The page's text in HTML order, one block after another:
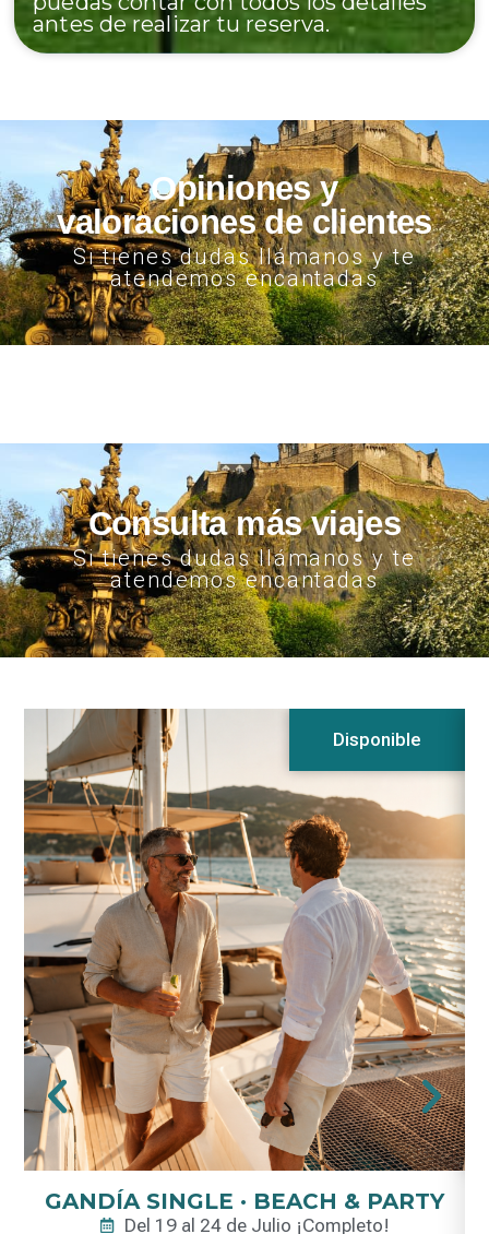
antes de realizar tu reserva.
Opiniones y
valoraciones de clientes
Si tienes dudas llámanos y te
atendemos encantadas
Consulta más viajes
Si tienes dudas llámanos y te
atendemos encantadas
Disponible
GANDÍA SINGLE · BEACH & PARTY
Del 19 al 24 de Julio ¡Completo!